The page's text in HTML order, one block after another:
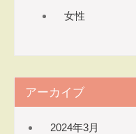
女性
アーカイブ
2024年3月